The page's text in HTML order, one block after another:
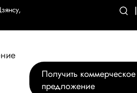
|
Получить коммерческое
предложение